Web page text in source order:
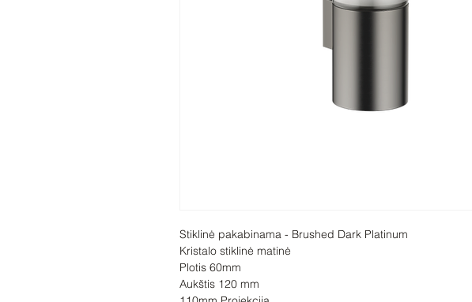
Stiklinė pakabinama - Brushed Dark Platinum
Kristalo stiklinė matinė
Plotis 60mm
Aukštis 120 mm